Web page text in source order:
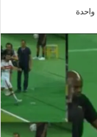
واحدة